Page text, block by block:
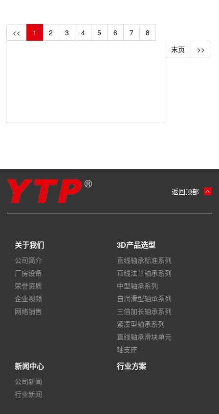
<< 1 2 3 4 5 6 7
8
末页
>>
返回顶部
关于我们
公司简介
厂房设备
荣誉资质
企业视频
网络销售
3D产品选型
直线轴承标准系列
直线法兰轴承系列
中型轴承系列
自润滑型轴承系列
三倍加长轴承系列
紧凑型轴承系列
直线轴承滑块单元
轴支座
新闻中心
公司新闻
行业新闻
行业方案